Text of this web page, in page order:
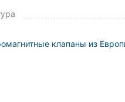
клапаны из